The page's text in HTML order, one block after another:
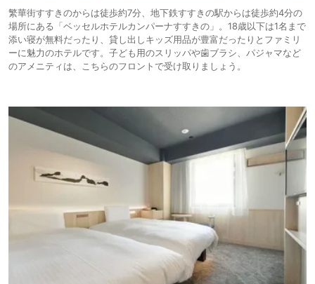
繁華街すすきのからは徒歩約7分、地下鉄すすきの駅からは徒歩約4分の
場所にある「ベッセルホテルカンパーナすすきの」。18歳以下は1名まで
添い寝が無料だったり、貸し出しキッズ用品が豊富だったりとファミリ
ーに魅力のホテルです。子ども用のスリッパや歯ブラシ、パジャマなど
のアメニティは、こちらのフロントで受け取りましょう。